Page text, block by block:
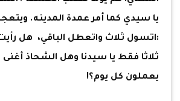
يا سيدي كما أمر عمدة المدينه.
:اتسول ثلاث واتعطل الباقي، هل
ثلاثا فقط يا سيدنا وهل الشحاذ أغنى
يعملون كل يوم؟!